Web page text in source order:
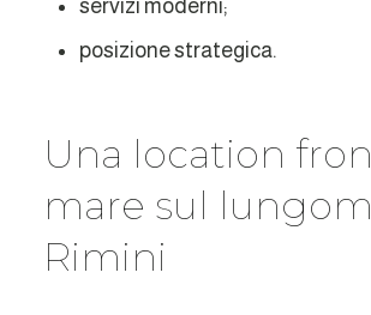
servizi moderni;
posizione strategica.
Una location
mare sul
Rimini